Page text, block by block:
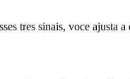
tres sinais, voce ajusta